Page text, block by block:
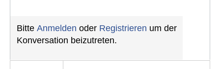
Bitte Anmelden oder Registrieren um der
Konversation beizutreten.